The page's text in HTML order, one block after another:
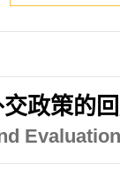
政策的